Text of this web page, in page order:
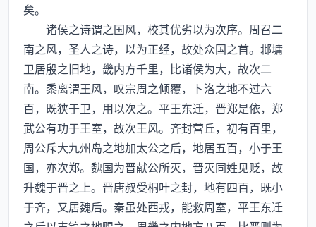
矣。
诸侯之诗谓之国风，校其优劣以为次序。周召二
南之风，圣人之诗，以为正经，故处众国之首。邶墉
卫居殷之旧地，畿内方千里，比诸侯为大，故次二
南。黍离谓王风，叹宗周之倾覆，卜洛之地不过六
百，既狭于卫，用以次之。平王东迁，晋郑是依，郑
武公有功于王室，故次王风。齐封营丘，初有百里，
周公斥大九州岛之地加太公之后，地居五百，小于王
国，亦次郑。魏国为晋献公所灭，晋灭同姓见贬，故
升魏于晋之上。晋唐叔受桐叶之封，地有四百，既小
于齐，又居魏后。秦虽处西戎，能救周室，平王东迁